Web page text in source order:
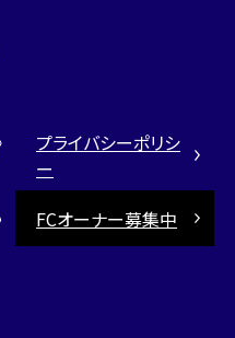
プライバシーポリシ
ー
FCオーナー募集中